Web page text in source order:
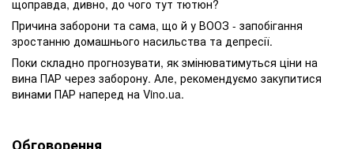
щоправда, дивно, до чого тут тютюн?
Причина заборони та сама, що й у ВООЗ - запобігання
зростанню домашнього насильства та депресії.
Поки складно прогнозувати, як змінюватимуться ціни на
вина ПАР через заборону. Але, рекомендуємо закупитися
винами ПАР наперед на Vino.ua.